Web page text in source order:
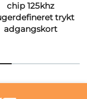
chip 125khz
trykt
adgangskort